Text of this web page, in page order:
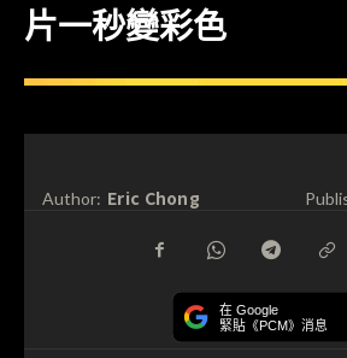
片一秒變彩色
Author: Eric Chong
在 Google
緊貼《PCM》消息